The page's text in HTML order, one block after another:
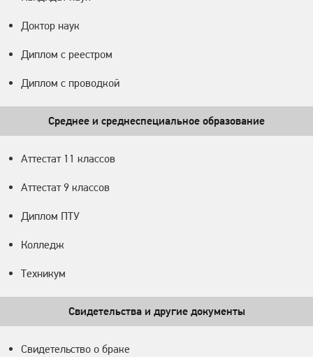
Доктор наук
Диплом с реестром
Диплом с проводкой
Среднее и среднеспециальное образование
Аттестат 11 классов
Аттестат 9 классов
Диплом ПТУ
Колледж
Техникум
Свидетельства и другие документы
Свидетельство о браке